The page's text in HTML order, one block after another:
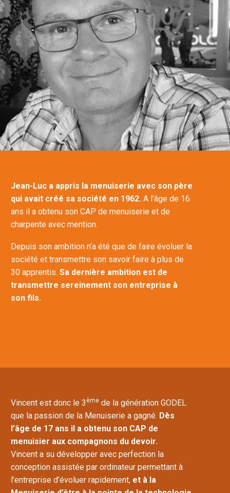
Jean-Luc a appris la menuiserie avec son père
qui avait créé sa société en 1962. A l’âge de 16
ans il a obtenu son CAP de menuiserie et de
charpente avec mention.
Depuis son ambition n’a été que de faire évoluer la
société et transmettre son savoir faire à plus de
30 apprentis. Sa dernière ambition est de
transmettre sereinement son entreprise à
son fils.
Vincent est donc le 3 ème de la génération GODEL
que la passion de la Menuiserie a gagné. Dès
l’âge de 17 ans il a obtenu son CAP de
menuisier aux compagnons du devoir.
Vincent a su développer avec perfection la
conception assistée par ordinateur permettant à
l’entreprise d’évoluer rapidement, et à la